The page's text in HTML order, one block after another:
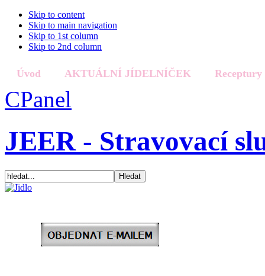
Skip to content
Skip to main navigation
Skip to 1st column
Skip to 2nd column
Úvod AKTUÁLNÍ JÍDELNÍČEK Receptury
CPanel
JEER - Stravovací